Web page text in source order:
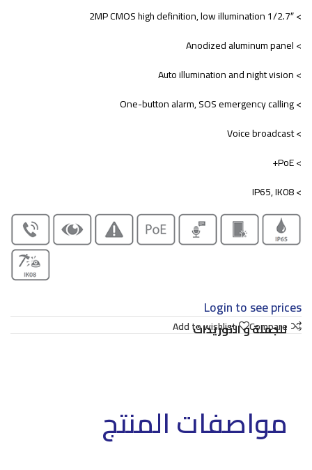
> 1/2.7″ 2MP CMOS high definition, low illumination
> Anodized aluminum panel
> Auto illumination and night vision
> One-button alarm, SOS emergency calling
> Voice broadcast
> PoE+
> IP65, IK08
Login to see prices
Compare
Add to wishlist
للجملة و التوريدات
مواصفات المنتج